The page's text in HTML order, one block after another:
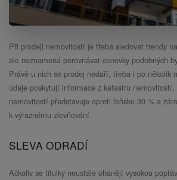
Při prodeji nemovitostí je třeba sledovat trendy
ale neznamená porovnávat cenovky podobných
Právě u nich se prodej nedaří, třeba i po několik
údaje poskytují informace z katastru nemovitostí,
nemovitostí představuje oproti loňsku 30 % a
k výraznému zlevňování.
SLEVA ODRADÍ
Ačkoliv se titulky neustále ohánějí vysokou